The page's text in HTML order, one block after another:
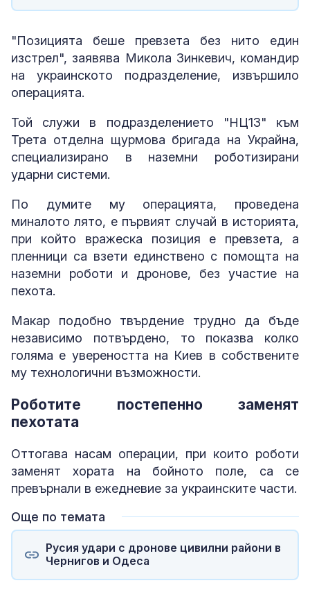
"Позицията беше превзета без нито един
изстрел", заявява Микола Зинкевич, командир
на украинското подразделение, извършило
операцията.
Той служи в подразделението "НЦ13" към
Трета отделна щурмова бригада на Украйна,
специализирано в наземни роботизирани
ударни системи.
По думите му операцията, проведена
миналото лято, е първият случай в историята,
при който вражеска позиция е превзета, а
пленници са взети единствено с помощта на
наземни роботи и дронове, без участие на
пехота.
Макар подобно твърдение трудно да бъде
независимо потвърдено, то показва колко
голяма е увереността на Киев в собствените
му технологични възможности.
Роботите постепенно заменят
пехотата
Оттогава насам операции, при които роботи
заменят хората на бойното поле, са се
превърнали в ежедневие за украинските части.
Още по темата
Русия удари с дронове цивилни райони в
Чернигов и Одеса